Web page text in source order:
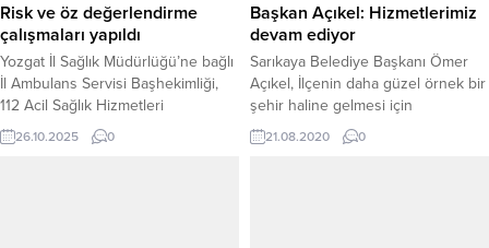
Risk ve öz değerlendirme
çalışmaları yapıldı
Yozgat İl Sağlık Müdürlüğü’ne bağlı
İl Ambulans Servisi Başhekimliği,
112 Acil Sağlık Hizmetleri
istasyonlarında risk
değerlendirmeleri ve öz
26.10.2025 0
Başkan Açıkel: Hizmetlerimiz
devam ediyor
Sarıkaya Belediye Başkanı Ömer
Açıkel, İlçenin daha güzel örnek bir
şehir haline gelmesi için
çalışmaların yoğun bir şekilde
devam ettiğini belirterek, bu
21.08.2020 0